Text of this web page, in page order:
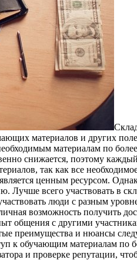
материалов и других
материалам по
снижается, поэтому
так как все
ценным ресурсом.
Лучше всего участвовать
люди с разным
возможность получить
общения с другими
и нюансы
обучающим материалам по
и проверке репутации,